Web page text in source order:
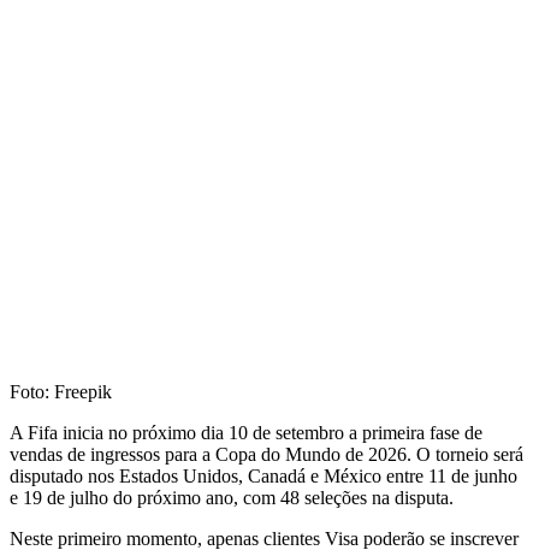
Foto: Freepik
A Fifa inicia no próximo dia 10 de setembro a primeira fase de
vendas de ingressos para a Copa do Mundo de 2026. O torneio será
disputado nos Estados Unidos, Canadá e México entre 11 de junho
e 19 de julho do próximo ano, com 48 seleções na disputa.
Neste primeiro momento, apenas clientes Visa poderão se inscrever